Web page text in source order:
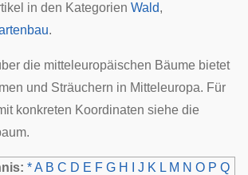
in den Kategorien Wald,
.
die mitteleuropäischen Bäume bietet
und Sträuchern in Mitteleuropa. Für
konkreten Koordinaten siehe die
.
* A B C D E F G H J K L M N O P Q